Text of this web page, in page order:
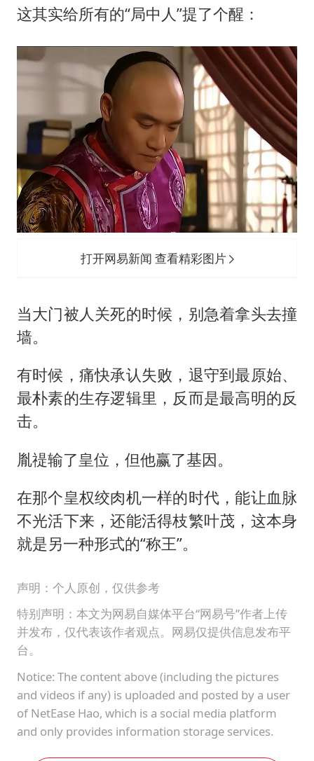
这其实给所有的“局中人”提了个醒：
打开网易新闻 查看精彩图片
当大门被人关死的时候，别急着拿头去撞
墙。
有时候，痛快承认失败，退守到最原始、
最朴素的生存逻辑里，反而是最高明的反
击。
胤禔输了皇位，但他赢了基因。
在那个皇权绞肉机一样的时代，能让血脉
不光活下来，还能活得枝繁叶茂，这本身
就是另一种形式的“称王”。
声明：个人原创，仅供参考
特别声明：本文为网易自媒体平台“网易号”作者上传
并发布，仅代表该作者观点。网易仅提供信息发布平
台。
Notice: The content above (including the pictures
and videos if any) is uploaded and posted by a user
of NetEase Hao, which is a social media platform
and only provides information storage services.